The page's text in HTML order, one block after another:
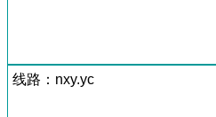
线路：nxy.yc